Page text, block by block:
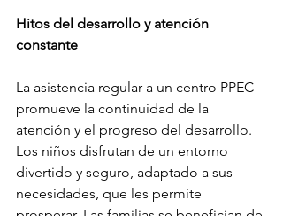
Hitos del desarrollo y atención
constante
La asistencia regular a un centro PPEC
promueve la continuidad de la
atención y el progreso del desarrollo.
Los niños disfrutan de un entorno
divertido y seguro, adaptado a sus
necesidades, que les permite